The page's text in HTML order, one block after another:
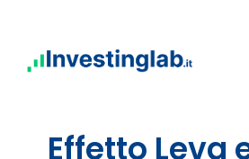
contenuto
Effetto Leva